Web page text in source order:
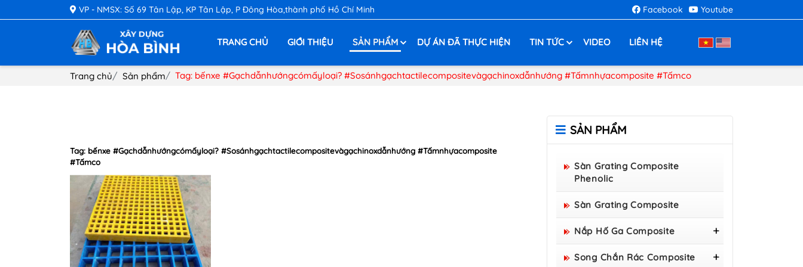
VP - NMSX: Số 69 Tân Lập, KP Tân Lập, P Đông Hòa,thành phố Hồ Chí Minh Facebook Youtube
TRANG CHỦ GIỚI THIỆU SẢN PHẨM DỰ ÁN ĐÃ THỰC HIỆN TIN TỨC VIDEO LIÊN HỆ
Trang chủ Sản phẩm Tag: bếnxe #Gạchdẫnhướngcómấyloại? #Sosánhgạchtactilecompositevàgạchinoxdẫnhướng #Tấmnhựacomposite #Tấmco
Tag: bếnxe #Gạchdẫnhướngcómấyloại? #Sosánhgạchtactilecompositevàgạchinoxdẫnhướng #Tấmnhựacomposite
#Tấmco
SẢN PHẨM
Sàn Grating Composite
Phenolic
Sàn Grating Composite
Nắp Hố Ga Composite
Nắp Hố Ga Composite
800x800
Song Chắn Rác Composite